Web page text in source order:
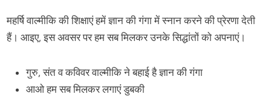
महर्षि वाल्मीकि की शिक्षाएं हमें ज्ञान की गंगा में स्नान करने की प्रेरणा देती
हैं। आइए, इस अवसर पर हम सब मिलकर उनके सिद्धांतों को अपनाएं।
गुरु, संत व कविवर वाल्मीकि ने बहाई है ज्ञान की गंगा
आओ हम सब मिलकर लगाएं डुबकी